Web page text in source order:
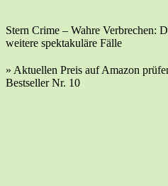
Stern Crime – Wah­re Ver­bre­chen:
wei­te­re spek­ta­ku­lä­re Fälle
» Aktu­el­len Preis auf Ama­zon
Best­sel­ler Nr. 10